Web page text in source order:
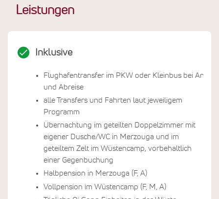
Leistungen
Inklusive
Flughafentransfer im PKW oder Kleinbus bei An-
und Abreise
alle Transfers und Fahrten laut jeweiligem
Programm
Übernachtung im geteilten Doppelzimmer mit
eigener Dusche/WC in Merzouga und im
geteiltem Zelt im Wüstencamp, vorbehaltlich
einer Gegenbuchung
Halbpension in Merzouga (F, A)
Vollpension im Wüstencamp (F, M, A)